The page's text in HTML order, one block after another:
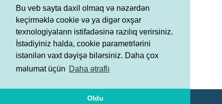
Bu veb sayta daxil olmaq və nəzərdən
keçirməklə cookie və ya digər oxşar
texnologiyaların istifadəsinə razılıq verirsiniz.
İstədiyiniz halda, cookie parametrlərini
istənilən vaxt dəyişə bilərsiniz. Daha çox
məlumat üçün Daha ətraflı
Oldu
oyunlara vəsiqəni təmin edib.
Lakin, lisenziyaların təyin olunması haqda rəsmi
məlumatın gələn həftə Beynəlxalq Gimnastika
Federasiyası tərəfindən təsdiqlənəcəyi gözlənilir.